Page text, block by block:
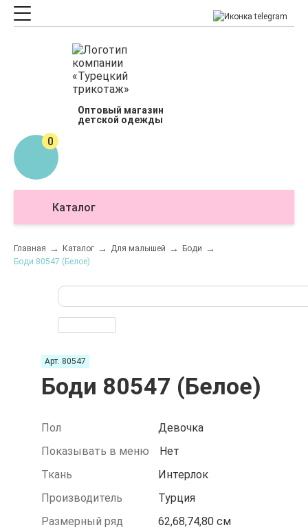
Оптовый магазин
детской одежды
0
Каталог
Главная Каталог Для малышей
Боди
Боди 80547 (Белое)
Арт. 80547
Боди 80547 (Белое)
Пол
Девочка
Показывать в меню
Нет
Ткань
Интерлок
Производитель
Турция
Размерный ряд
62,68,74,80 см